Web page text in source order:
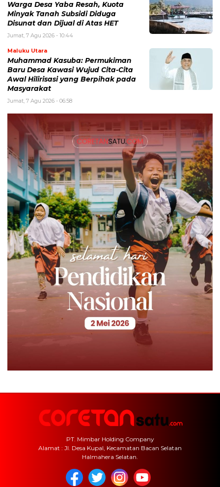
Warga Desa Yaba Resah, Kuota
Minyak Tanah Subsidi Diduga
Disunat dan Dijual di Atas HET
Jumat, 7 Agu 2026 - 10:44
Maluku Utara
Muhammad Kasuba: Permukiman
Baru Desa Kawasi Wujud Cita-Cita
Awal Hilirisasi yang Berpihak pada
Masyarakat
Jumat, 7 Agu 2026 - 06:58
PT. Mimbar Holding Company
Alamat : Jl. Desa Kupal, Kecamatan Bacan Selatan
Halmahera Selatan.